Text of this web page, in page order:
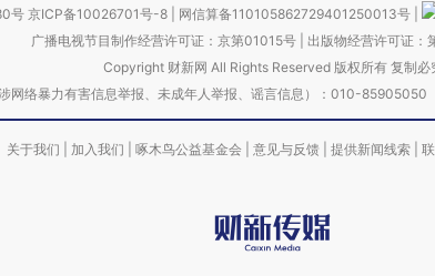
号 京ICP备10026701号-8 网信算备110105862729401250013号
广播电视节目制作经营许可证：京第01015号| 出版物经营许可证：
Copyright 财新网 All Rights Reserved 版权所有 复制必
网络暴力有害信息举报、未成年人举报、谣言信息）：010-
关于我们 加入我们 啄木鸟公益基金会 意见与反馈 提供新闻线索